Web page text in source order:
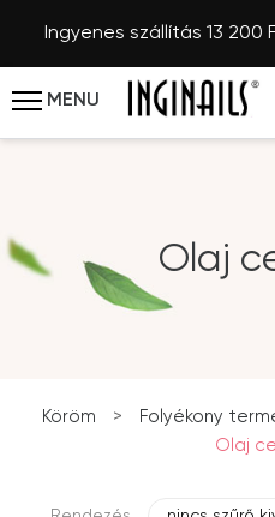
Ingyenes szállítás 13
MENU
Olaj
Köröm > Folyékony
Olaj